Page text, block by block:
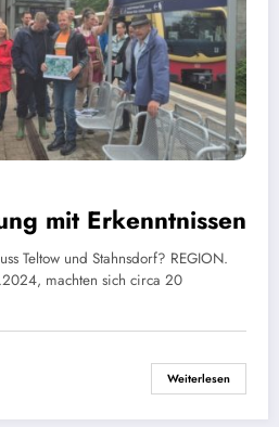
mit Erkenntnissen
Teltow und Stahnsdorf? REGION.
machten sich circa 20
Weiterlesen